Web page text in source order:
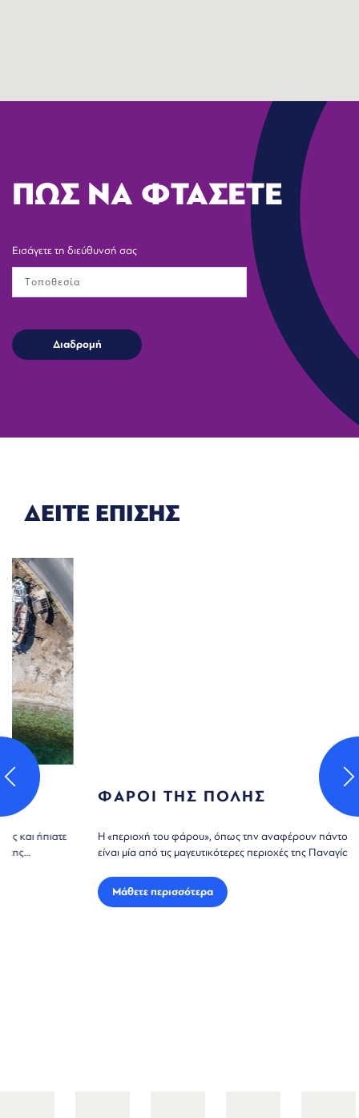
ΠΩΣ ΝΑ ΦΤΑΣΕΤΕ
Εισάγετε τη διεύθυνσή σας
ΔΕΙΤΕ ΕΠΙΣΗΣ
ΦΑΡΟΙ ΤΗΣ ΠΟΛΗΣ
Η «περιοχή του φάρου», όπως την αναφέρουν πάντοτε οι ντόπιοι,
είναι μία από τις μαγευτικότερες περιοχές της Παναγίας και...
Μάθετε περισσότερα